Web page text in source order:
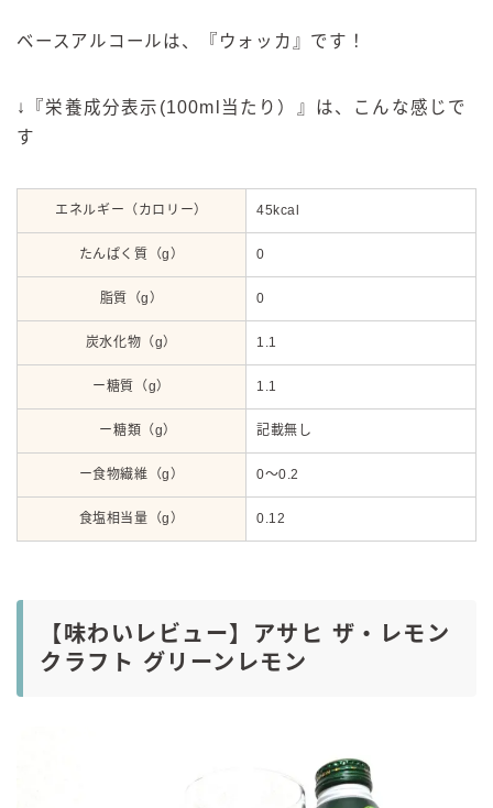
ベースアルコールは、『ウォッカ』です ！
↓『栄養成分表示(100ml当たり）』は、こんな感じで
す
エネルギー（カロリー） 45kcal
たんぱく質（g） 0
脂質（g） 0
炭水化物（g） 1.1
ー糖質（g） 1.1
ー糖類（g） 記載無し
ー食物繊維（g） 0～0.2
食塩相当量（g） 0.12
【味わいレビュー】アサヒ ザ・レモン
クラフト グリーンレモン